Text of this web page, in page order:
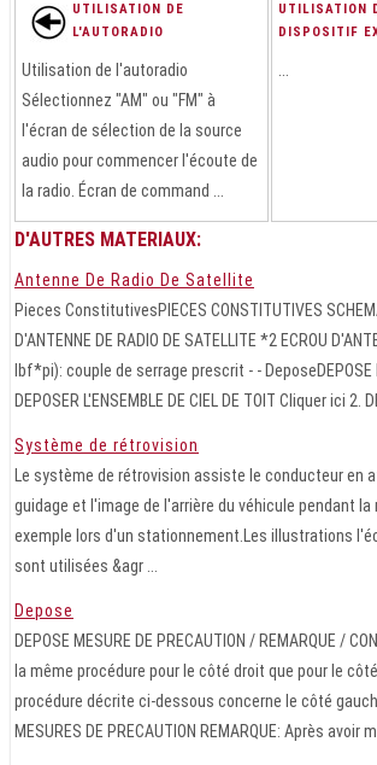
UTILISATION DE
L'AUTORADIO
Utilisation de l'autoradio
Sélectionnez "AM" ou "FM" à
l'écran de sélection de la source
audio pour commencer l'écoute de
la radio. Écran de command ...
UTILISATION
DISPOSITIF
...
D'AUTRES MATERIAUX:
Antenne De Radio De Satellite
Pieces ConstitutivesPIECES CONSTITUTIVES
D'ANTENNE DE RADIO DE SATELLITE *2 ECROU
lbf*pi): couple de serrage prescrit - - DeposeDEPOSE
DEPOSER L'ENSEMBLE DE CIEL DE TOIT Cliquer ici 2.
Système de rétrovision
Le système de rétrovision assiste le conducteur en
guidage et l'image de l'arrière du véhicule pendant la
exemple lors d'un stationnement.Les illustrations
sont utilisées &agr ...
Depose
DEPOSE MESURE DE PRECAUTION / REMARQUE /
la même procédure pour le côté droit que pour le
procédure décrite ci-dessous concerne le côté
MESURES DE PRECAUTION REMARQUE: Après